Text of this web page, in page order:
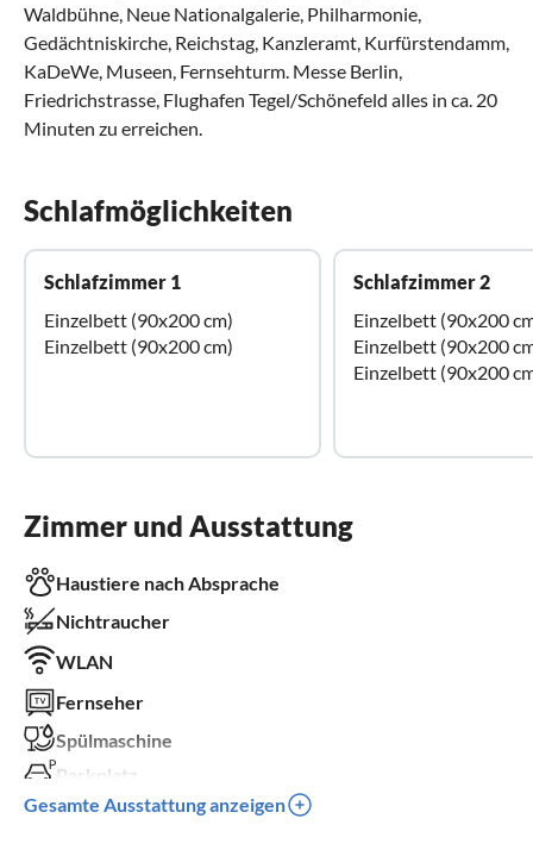
Waldbühne, Neue Nationalgalerie, Philharmonie,
Gedächtniskirche, Reichstag, Kanzleramt, Kurfürstendamm,
KaDeWe, Museen, Fernsehturm. Messe Berlin,
Friedrichstrasse, Flughafen Tegel/Schönefeld alles in ca. 20
Minuten zu erreichen.
Schlafmöglichkeiten
Schlafzimmer 1
Einzelbett (90x200 cm)
Einzelbett (90x200 cm)
Schlafzimmer 2
Einzelbett (90x200
Einzelbett (90x200
Einzelbett (90x200
Zimmer und Ausstattung
Haustiere nach Absprache
Nichtraucher
WLAN
Fernseher
Spülmaschine
Parkplatz
Kinder willkommen
Gesamte Ausstattung anzeigen